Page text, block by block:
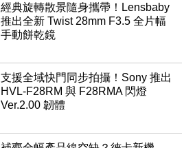
經典旋轉散景隨身攜帶！Lensbaby
推出全新 Twist 28mm F3.5 全片幅
手動餅乾鏡
支援全域快門同步拍攝！Sony 推出
HVL-F28RM 與 F28RMA 閃燈
Ver.2.00 韌體